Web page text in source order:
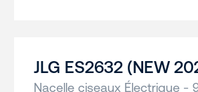
JLG ES2632 (NEW
Nacelle ciseaux Électrique -